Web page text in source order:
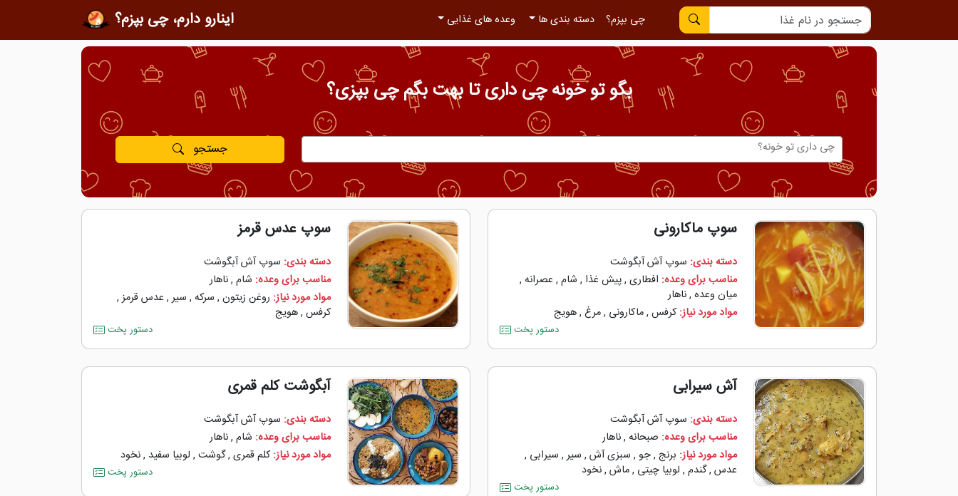
چی بپزم؟ دسته بندی ها وعده های غذایی اینارو دارم، چی بپزم؟
بگو تو خونه چی داری تا بهت بگم چی بپزی؟
جستجو
سوپ ماکارونی
دسته بندی: سوپ آش آبگوشت
مناسب برای وعده: افطاری,پیش غذا , شام, عصرانه,
میان وعده,ناهار
مواد مورد نیاز:کرفس,ماکارونی ,مرغ,هویج
دستور پخت
سوپ عدس قرمز
دسته بندی: سوپ آش آبگوشت
مناسب برای وعده: شام,ناهار
مواد مورد نیاز: روغن زیتون, سرکه, سیر, عدس قرمز,
کرفس,هویج
دستور پخت
آش سیرابی
دسته بندی: سوپ آش آبگوشت
مناسب برای وعده: صبحانه,ناهار
مواد مورد نیاز: برنج,جو, سبزی آش, سیر, سیرابی ,
عدس,گندم, لوبیا چیتی ,ماش,نخود
دستور پخت
آبگوشت کلم قمری
دسته بندی: سوپ آش آبگوشت
مناسب برای وعده: شام,ناهار
مواد مورد نیاز:کلم قمری,گوشت, لوبیا سفید ,نخود
دستور پخت